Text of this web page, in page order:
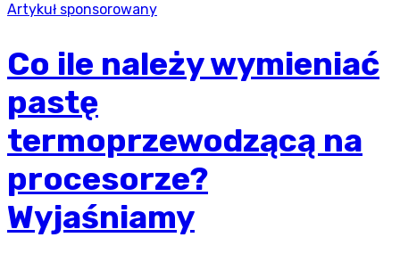
Artykuł sponsorowany
Co ile należy wymieniać
pastę
termoprzewodzącą na
procesorze?
Wyjaśniamy